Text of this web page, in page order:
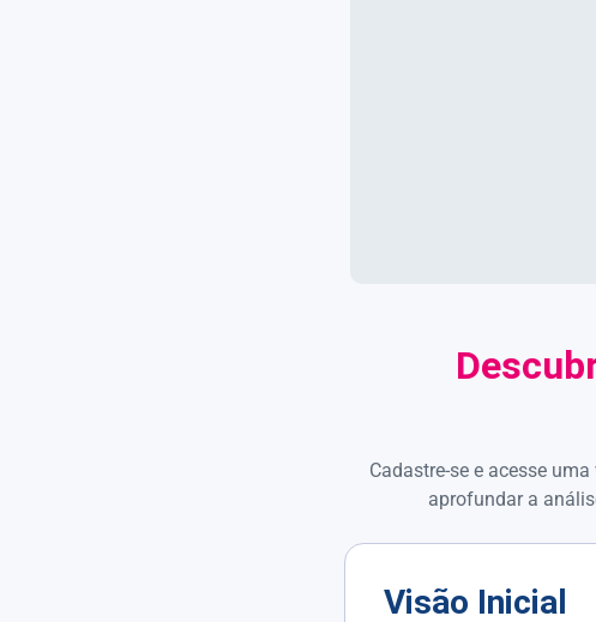
Cadastre-se e acesse
aprofundar a
Visão Inicial